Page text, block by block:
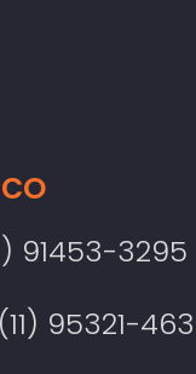
91453-3295
95321-